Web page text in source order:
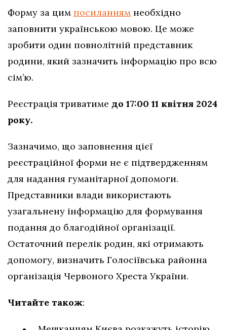
Форму за цим посиланням необхідно
заповнити українською мовою. Це може
зробити один повнолітній представник
родини, який зазначить інформацію про всю
сім’ю.
Реєстрація триватиме до 17:00 11 квітня 2024
року.
Зазначимо, що заповнення цієї
реєстраційної форми не є підтвердженням
для надання гуманітарної допомоги.
Представники влади використають
узагальнену інформацію для формування
подання до благодійної організації.
Остаточний перелік родин, які отримають
допомогу, визначить Голосіївська районна
організація Червоного Хреста України.
Читайте також: